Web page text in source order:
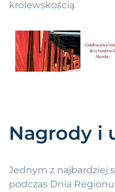
królewskością.
Nagrody i
Jednym z najbardziej
podczas Dnia